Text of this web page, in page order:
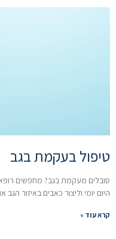
טיפול בעקמת בגב
סובלים מעקמת בגב? מחפשים
היום יומי וליצור כאבים באיזור
קרא עוד »